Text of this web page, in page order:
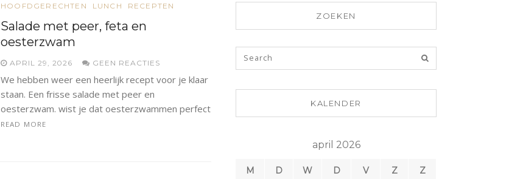
HOOFDGERECHTEN LUNCH RECEPTEN
Salade met peer, feta en
oesterzwam
APRIL 29, 2026 GEEN REACTIES
We hebben weer een heerlijk recept voor je klaar
staan. Een frisse salade met peer en
oesterzwam. wist je dat oesterzwammen perfect
READ MORE
ZOEKEN
KALENDER
april 2026
M D W D V Z Z